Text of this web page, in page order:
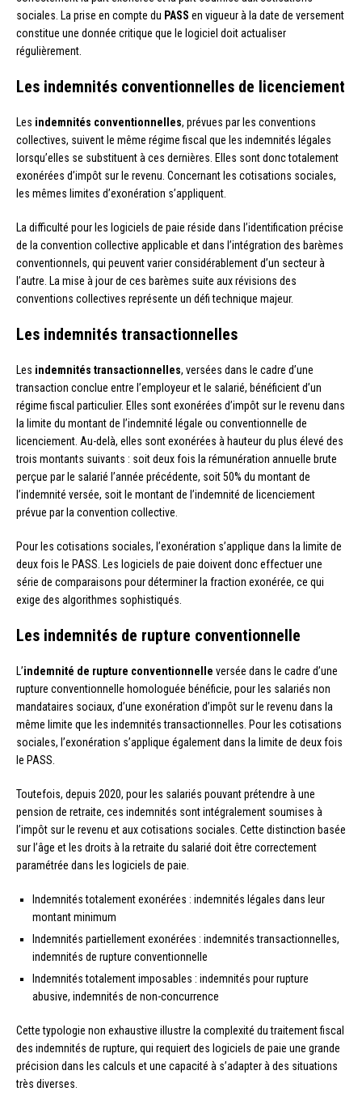
sociales. La prise en compte du PASS en vigueur à la date de versement
constitue une donnée critique que le logiciel doit actualiser
régulièrement.
Les indemnités conventionnelles de licenciement
Les indemnités conventionnelles, prévues par les conventions
collectives, suivent le même régime fiscal que les indemnités légales
lorsqu’elles se substituent à ces dernières. Elles sont donc totalement
exonérées d’impôt sur le revenu. Concernant les cotisations sociales,
les mêmes limites d’exonération s’appliquent.
La difficulté pour les logiciels de paie réside dans l’identification précise
de la convention collective applicable et dans l’intégration des barèmes
conventionnels, qui peuvent varier considérablement d’un secteur à
l’autre. La mise à jour de ces barèmes suite aux révisions des
conventions collectives représente un défi technique majeur.
Les indemnités transactionnelles
Les indemnités transactionnelles, versées dans le cadre d’une
transaction conclue entre l’employeur et le salarié, bénéficient d’un
régime fiscal particulier. Elles sont exonérées d’impôt sur le revenu dans
la limite du montant de l’indemnité légale ou conventionnelle de
licenciement. Au-delà, elles sont exonérées à hauteur du plus élevé des
trois montants suivants : soit deux fois la rémunération annuelle brute
perçue par le salarié l’année précédente, soit 50% du montant de
l’indemnité versée, soit le montant de l’indemnité de licenciement
prévue par la convention collective.
Pour les cotisations sociales, l’exonération s’applique dans la limite de
deux fois le PASS. Les logiciels de paie doivent donc effectuer une
série de comparaisons pour déterminer la fraction exonérée, ce qui
exige des algorithmes sophistiqués.
Les indemnités de rupture conventionnelle
L’indemnité de rupture conventionnelle versée dans le cadre d’une
rupture conventionnelle homologuée bénéficie, pour les salariés non
mandataires sociaux, d’une exonération d’impôt sur le revenu dans la
même limite que les indemnités transactionnelles. Pour les cotisations
sociales, l’exonération s’applique également dans la limite de deux fois
le PASS.
Toutefois, depuis 2020, pour les salariés pouvant prétendre à une
pension de retraite, ces indemnités sont intégralement soumises à
l’impôt sur le revenu et aux cotisations sociales. Cette distinction basée
sur l’âge et les droits à la retraite du salarié doit être correctement
paramétrée dans les logiciels de paie.
Indemnités totalement exonérées : indemnités légales dans leur
montant minimum
Indemnités partiellement exonérées : indemnités transactionnelles,
indemnités de rupture conventionnelle
Indemnités totalement imposables : indemnités pour rupture
abusive, indemnités de non-concurrence
Cette typologie non exhaustive illustre la complexité du traitement fiscal
des indemnités de rupture, qui requiert des logiciels de paie une grande
précision dans les calculs et une capacité à s’adapter à des situations
très diverses.